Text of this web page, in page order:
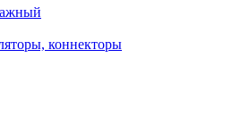
коннекторы